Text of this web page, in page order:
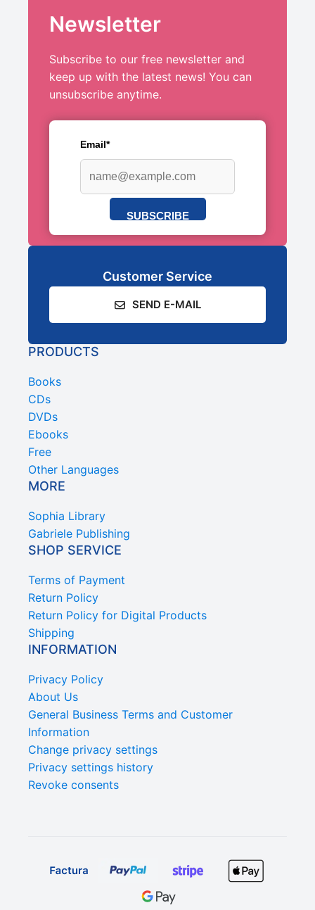
Newsletter
Subscribe to our free newsletter and
keep up with the latest news! You can
unsubscribe anytime.
Email*
SUBSCRIBE
Customer Service
SEND E-MAIL
PRODUCTS
Books
CDs
DVDs
Ebooks
Free
Other Languages
MORE
Sophia Library
Gabriele Publishing
SHOP SERVICE
Terms of Payment
Return Policy
Return Policy for Digital Products
Shipping
INFORMATION
Privacy Policy
About Us
General Business Terms and Customer
Information
Change privacy settings
Privacy settings history
Revoke consents